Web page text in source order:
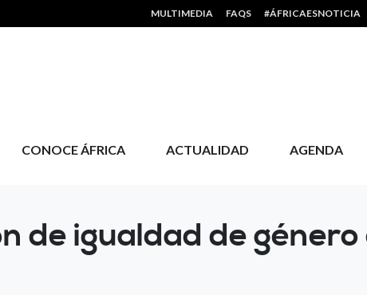
HEADER MENU
MULTIMEDIA FAQS #ÁFRICAESNOTICIA
CONOCE ÁFRICA ACTUALIDAD AGENDA
de igualdad de género